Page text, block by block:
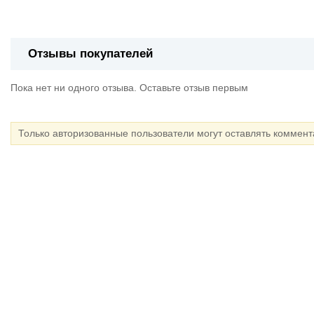
Отзывы покупателей
Пока нет ни одного отзыва. Оставьте отзыв первым
Только авторизованные пользователи могут оставлять